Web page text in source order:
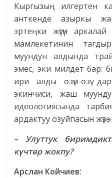
Кыргызың илгертен
анткенде азыркы
эртеңки жүгүн
мамлекетинин
муундун алдында
эмес, эки милдет бар:
ири алды өзүн-өзү
экинчиси, жаш
идеологиясында
ардактуу озуйпасын
– Улуттук
күчтөр жокпу?
Арслан Койчиев: